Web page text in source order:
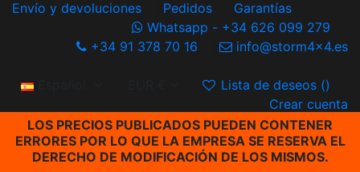
Envío y devoluciones Pedidos
Garantías
Whatsapp - +34 626 099 279
+34 91 378 70 16
info@storm4x4.es
Español Lista de deseos ()
Crear cuenta
LOS PRECIOS PUBLICADOS PUEDEN CONTENER
ERRORES POR LO QUE LA EMPRESA SE RESERVA EL
DERECHO DE MODIFICACIÓN DE LOS MISMOS.